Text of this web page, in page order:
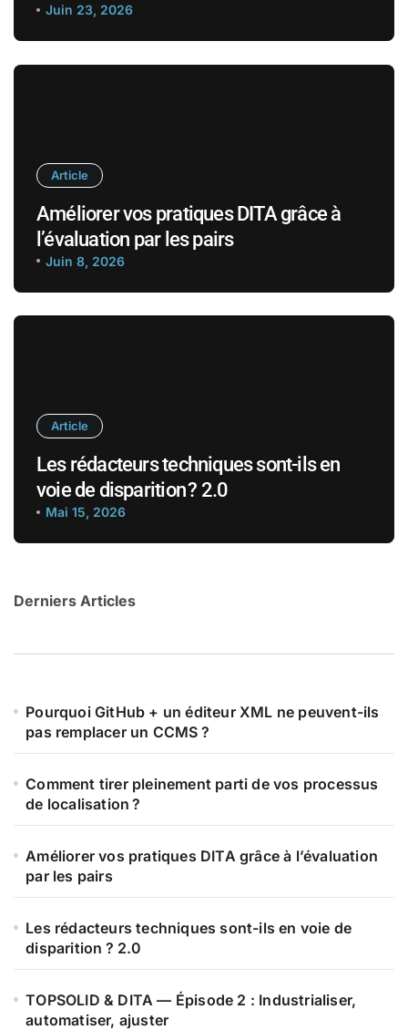
Juin 23, 2026
Article
Améliorer vos pratiques DITA grâce à
l’évaluation par les pairs
Juin 8, 2026
Article
Les rédacteurs techniques sont-ils en
voie de disparition ? 2.0
Mai 15, 2026
Derniers Articles
Pourquoi GitHub + un éditeur XML ne peuvent-ils
pas remplacer un CCMS ?
Comment tirer pleinement parti de vos processus
de localisation ?
Améliorer vos pratiques DITA grâce à l’évaluation
par les pairs
Les rédacteurs techniques sont-ils en voie de
disparition ? 2.0
TOPSOLID & DITA — Épisode 2 : Industrialiser,
automatiser, ajuster